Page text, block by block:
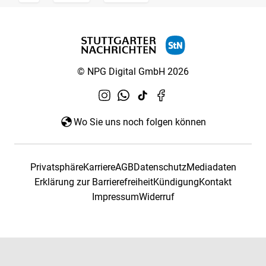
© NPG Digital GmbH 2026
Wo Sie uns noch folgen können
PrivatsphäreKarriereAGBDatenschutzMediadaten
Erklärung zur BarrierefreiheitKündigungKontakt
ImpressumWiderruf